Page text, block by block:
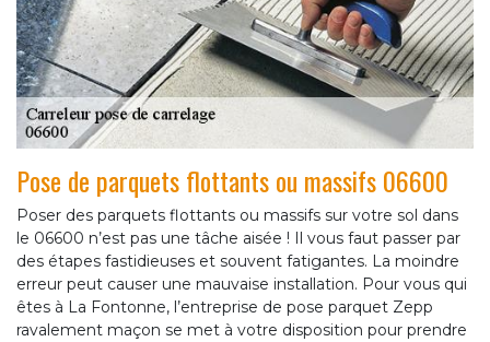
Pose de parquets flottants ou massifs 06600
Poser des parquets flottants ou massifs sur votre sol dans
le 06600 n’est pas une tâche aisée ! Il vous faut passer par
des étapes fastidieuses et souvent fatigantes. La moindre
erreur peut causer une mauvaise installation. Pour vous qui
êtes à La Fontonne, l’entreprise de pose parquet Zepp
ravalement maçon se met à votre disposition pour prendre